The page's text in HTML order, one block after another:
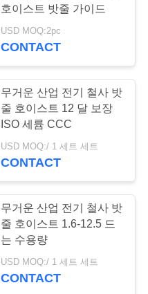
호이스트 밧줄 가이드
USD MOQ:2pc
CONTACT
무거운 산업 전기 철사 밧
줄 호이스트 12 달 보장
ISO 세륨 CCC
USD MOQ:/ 1 세트 세트
CONTACT
무거운 산업 전기 철사 밧
줄 호이스트 1.6-12.5 드
는 수용량
USD MOQ:/ 1 세트 세트
CONTACT